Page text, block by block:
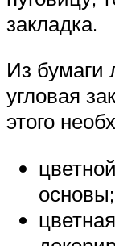
закладка.
Из бумаги
угловая
этого
основы;